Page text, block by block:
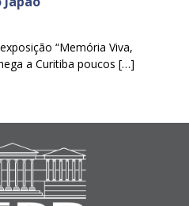
“Memória Viva,
a Curitiba poucos […]